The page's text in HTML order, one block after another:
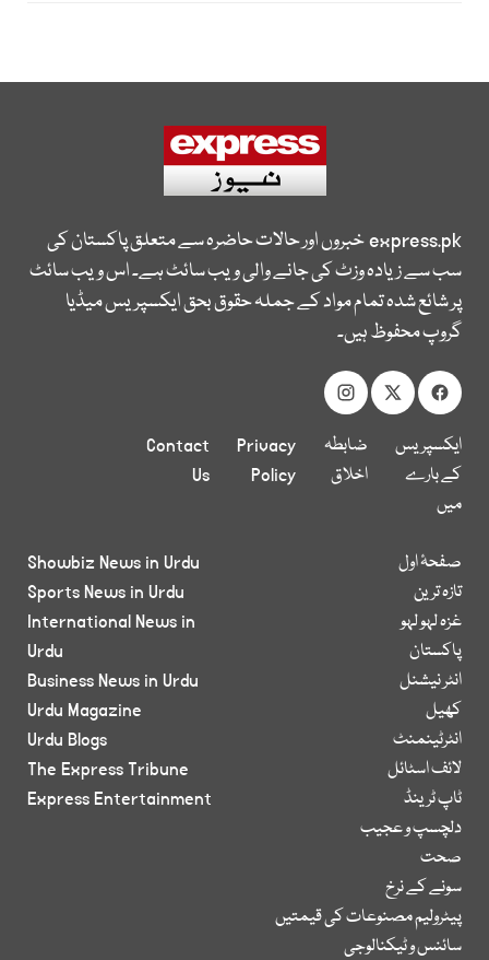
express.pkخبروں اور حالات حاضرہ سے متعلق پاکستان کی
سب سے زیادہ وزٹ کی جانے والی ویب سائٹ ہے۔ اس ویب سائٹ
پر شائع شدہ تمام مواد کے جملہ حقوق بحق ایکسپریس میڈیا
گروپ محفوظ ہیں۔
ایکسپریس
کے بارے
میں
ضابطہ
اخلاق
Privacy
Policy
Contact
Us
صفحۂ اول
تازہ ترین
غزہ لہو لہو
پاکستان
انٹر نیشنل
کھیل
انٹرٹینمنٹ
لائف اسٹائل
ٹاپ ٹرینڈ
دلچسپ و عجیب
صحت
سونے کے نرخ
پیٹرولیم مصنوعات کی قیمتیں
سائنس و ٹیکنالوجی
Showbiz News in Urdu
Sports News in Urdu
International News in
Urdu
Business News in Urdu
Urdu Magazine
Urdu Blogs
The Express Tribune
Express Entertainment